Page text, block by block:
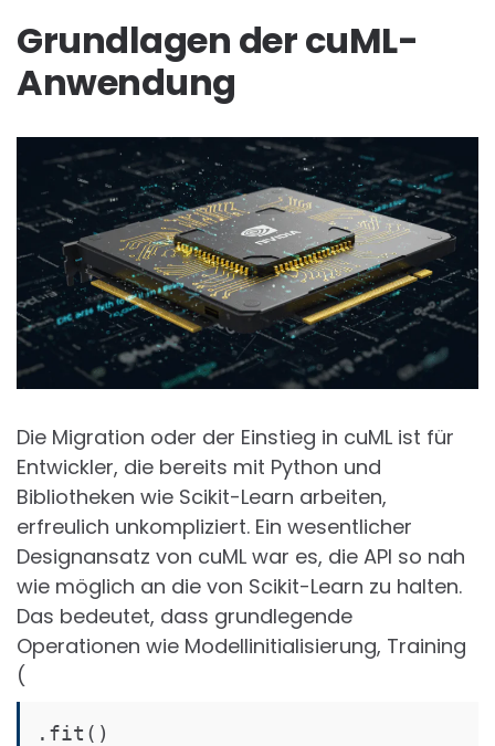
Grundlagen der cuML-
Anwendung
Die Migration oder der Einstieg in cuML ist für
Entwickler, die bereits mit Python und
Bibliotheken wie Scikit-Learn arbeiten,
erfreulich unkompliziert. Ein wesentlicher
Designansatz von cuML war es, die API so nah
wie möglich an die von Scikit-Learn zu halten.
Das bedeutet, dass grundlegende
Operationen wie Modellinitialisierung, Training
(
.fit()